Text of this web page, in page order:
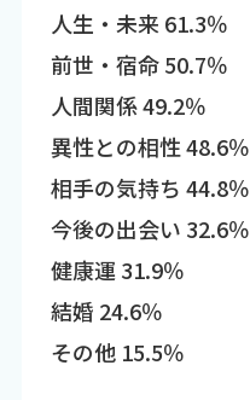
人生・未来 61.3％
前世・宿命 50.7％
人間関係 49.2％
異性との相性 48.6％
相手の気持ち 44.8％
今後の出会い 32.6％
健康運 31.9％
結婚 24.6％
その他 15.5％